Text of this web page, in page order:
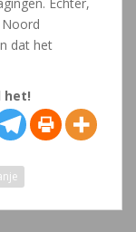
dat het
het!